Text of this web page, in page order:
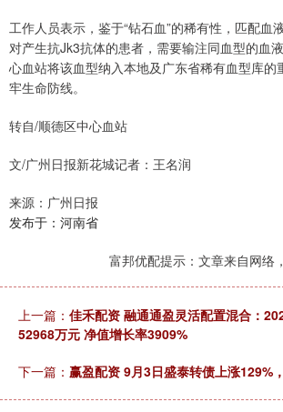
工作人员表示，鉴于“钻石血”的稀有性，匹配血
对产生抗Jk3抗体的患者，需要输注同血型的
心血站将该血型纳入本地及广东省稀有血型库的
牢生命防线。
转自/顺德区中心血站
文/广州日报新花城记者：王名润
来源：广州日报
发布于：河南省
富邦优配提示：文章来自网络
上一篇： 佳禾配资 融通通盈灵活配置混合：
52968万元 净值增长率3909%
下一篇： 赢盈配资 9月3日盛泰转债上涨129%